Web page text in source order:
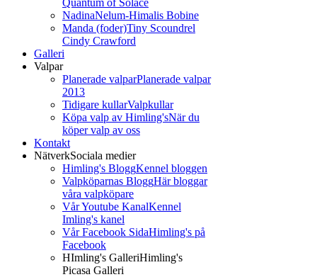
Quantum of Solace
NadinaNelum-Himalis Bobine
Manda (foder)Tiny Scoundrel
Cindy Crawford
Galleri
Valpar
Planerade valparPlanerade valpar
2013
Tidigare kullarValpkullar
Köpa valp av Himling'sNär du
köper valp av oss
Kontakt
NätverkSociala medier
Himling's BloggKennel bloggen
Valpköparnas BloggHär bloggar
våra valpköpare
Vår Youtube KanalKennel
Imling's kanel
Vår Facebook SidaHimling's på
Facebook
HImling's GalleriHimling's
Picasa Galleri